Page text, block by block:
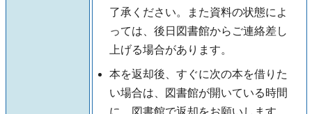
了承ください。また資料の状態によ
っては、後日図書館からご連絡差し
上げる場合があります。
本を返却後、すぐに次の本を借りた
い場合は、図書館が開いている時間
に、図書館で返却をお願いします。